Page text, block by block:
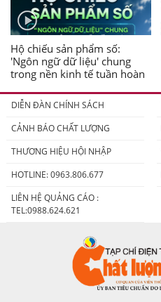
Hộ chiếu sản phẩm số:
'Ngôn ngữ dữ liệu' chung
trong nền kinh tế tuần hoàn
DIỄN ĐÀN CHÍNH SÁCH
CẢNH BÁO CHẤT LƯỢNG
THƯƠNG HIỆU HỘI NHẬP
HOTLINE: 0963.806.677
LIÊN HỆ QUẢNG CÁO :
TEL:0988.624.621